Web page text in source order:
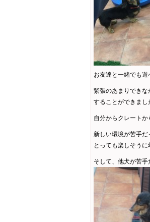
お友達と一緒でも
緊張のあまりでき
することができま
自分からクレート
新しい環境が苦手
とっても楽しそう
そして、他犬が苦